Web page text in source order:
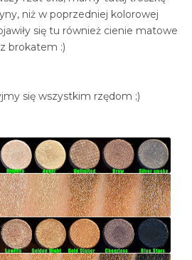
niż w poprzedniej kolorowej
się tu również cienie matowe
z brokatem :)
się wszystkim rzędom ;)